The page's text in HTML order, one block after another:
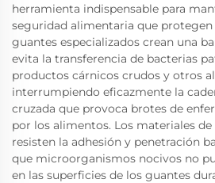
herramienta indispensable para
seguridad alimentaria que protegen
guantes especializados crean una
evita la transferencia de bacterias
productos cárnicos crudos y otros
interrumpiendo eficazmente la
cruzada que provoca brotes de
por los alimentos. Los materiales
resisten la adhesión y penetración
que microorganismos nocivos no
en las superficies de los guantes